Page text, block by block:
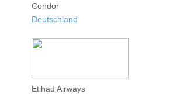
Condor
Deutschland
Etihad Airways